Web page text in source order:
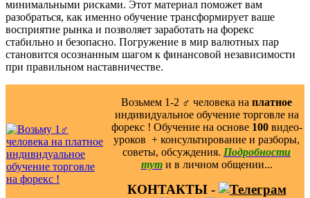
минимальными рисками. Этот материал поможет вам
разобраться, как именно обучение трансформирует ваше
восприятие рынка и позволяет заработать на форекс
стабильно и безопасно. Погружение в мир валютных пар
становится осознанным шагом к финансовой независимости
при правильном наставничестве.
Возьмем 1-2 ‍♂️ человека на платное
индивидуальное обучение торговле на
форекс ! Обучение на основе 100видео-
уроков ️ + консультирование и разборы,
советы, обсуждения. Подробности
тут и в личном общении...
КОНТАКТЫ -